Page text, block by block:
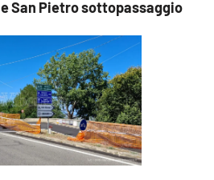
e San Pietro sottopassaggio